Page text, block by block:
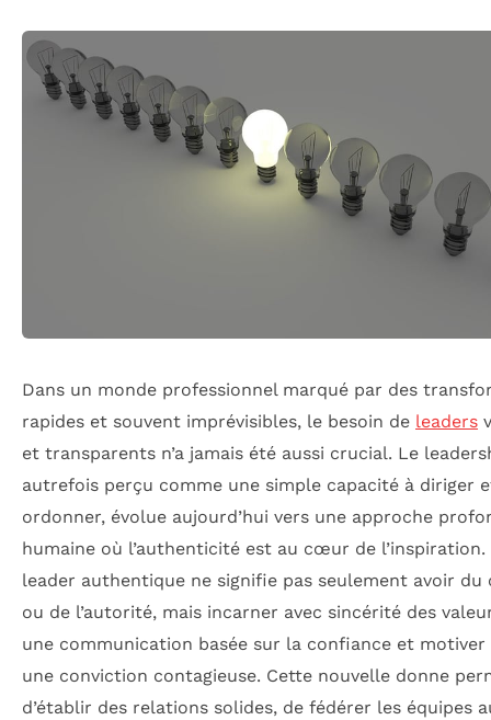
Dans un monde professionnel marqué par des
rapides et souvent imprévisibles, le besoin de leaders
et transparents n’a jamais été aussi crucial. Le
autrefois perçu comme une simple capacité à diriger
ordonner, évolue aujourd’hui vers une approche
humaine où l’authenticité est au cœur de
leader authentique ne signifie pas seulement avoir du
ou de l’autorité, mais incarner avec sincérité des
une communication basée sur la confiance et motiver
une conviction contagieuse. Cette nouvelle donne
d’établir des relations solides, de fédérer les équipes